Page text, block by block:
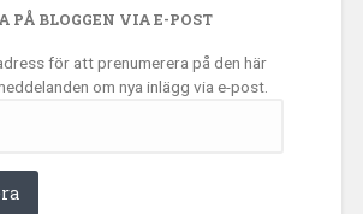
PÅ BLOGGEN VIA E-POST
för att prenumerera på den här
om nya inlägg via e-post.